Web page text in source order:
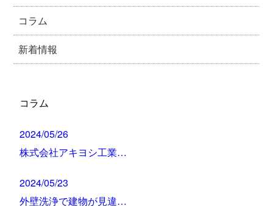
コラム
新着情報
コラム
2024/05/26
株式会社アキヨシ工業…
2024/05/23
外壁洗浄で建物が見違…